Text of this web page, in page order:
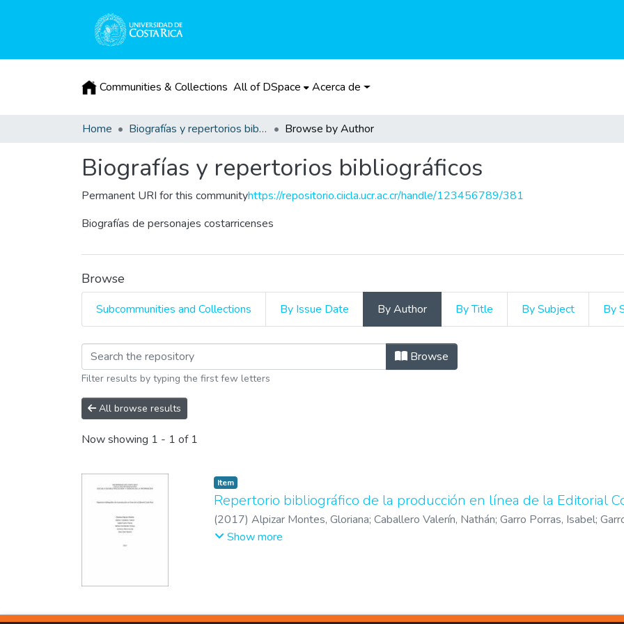
Communities & Collections All of DSpace Acerca de
Home Biografías y repertorios bibliográficos Browse by Author
Biografías y repertorios bibliográficos
Permanent URI for this communityhttps://repositorio.ciicla.ucr.ac.cr/handle/123456789/381
Biografías de personajes costarricenses
Browse
Subcommunities and Collections By Issue Date By Author By Title By Subject By
Browsing Biografías y repertorios bibliográficos
Browse
Filter results by typing the first few letters
All browse results
Now showing 1 - 1 of 1
Item
Repertorio bibliográfico de la producción en línea de la Editorial
(2017) Alpizar Montes, Gloriana; Caballero Valerín, Nathán; Garro Porras, Isabel;
Arroyo, Wilson
Show more